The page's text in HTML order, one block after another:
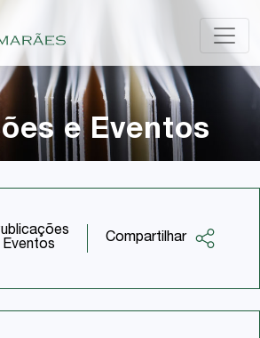
e Eventos
Eventos
Compartilhar
Twitter